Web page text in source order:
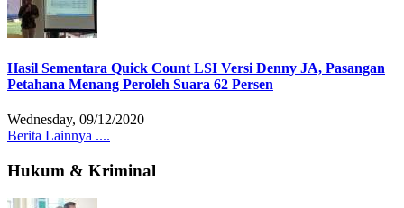
Hasil Sementara Quick Count LSI Versi Denny JA, Pasangan
Petahana Menang Peroleh Suara 62 Persen
Wednesday, 09/12/2020
Berita Lainnya ....
Hukum & Kriminal